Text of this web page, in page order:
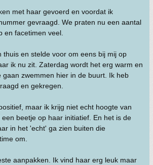
met haar gevoerd en voordat ik
gevraagd. We praten nu een aantal
en facetimen veel.
thuis en stelde voor om eens bij mij op
ik nu zit. Zaterdag wordt het erg warm en
gaan zwemmen hier in de buurt. Ik heb
en gekregen.
maar ik krijg niet echt hoogte van
beetje op haar initiatief. En het is de
in het 'echt' ga zien buiten die
om.
aanpakken. Ik vind haar erg leuk maar